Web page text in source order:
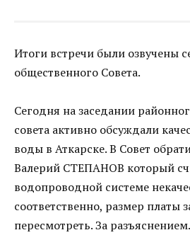
Итоги встречи были озвучены
общественного Совета.
Сегодня на заседании
совета активно обсуждали
воды в Аткарске. В Совет
Валерий СТЕПАНОВ который
водопроводной системе
соответственно, размер платы
пересмотреть. За